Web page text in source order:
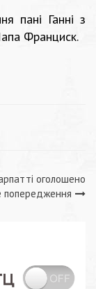
пані Ганні з
Франциск.
оголошено